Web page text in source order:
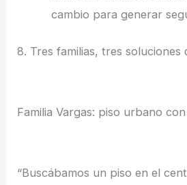
cambio para generar
8. Tres familias, tres soluciones
Familia Vargas: piso urbano
“Buscábamos un piso en el